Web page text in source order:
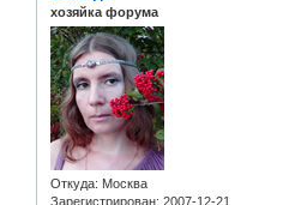
хозяйка форума
Откуда: Москва
Зарегистрирован: 2007-12-21